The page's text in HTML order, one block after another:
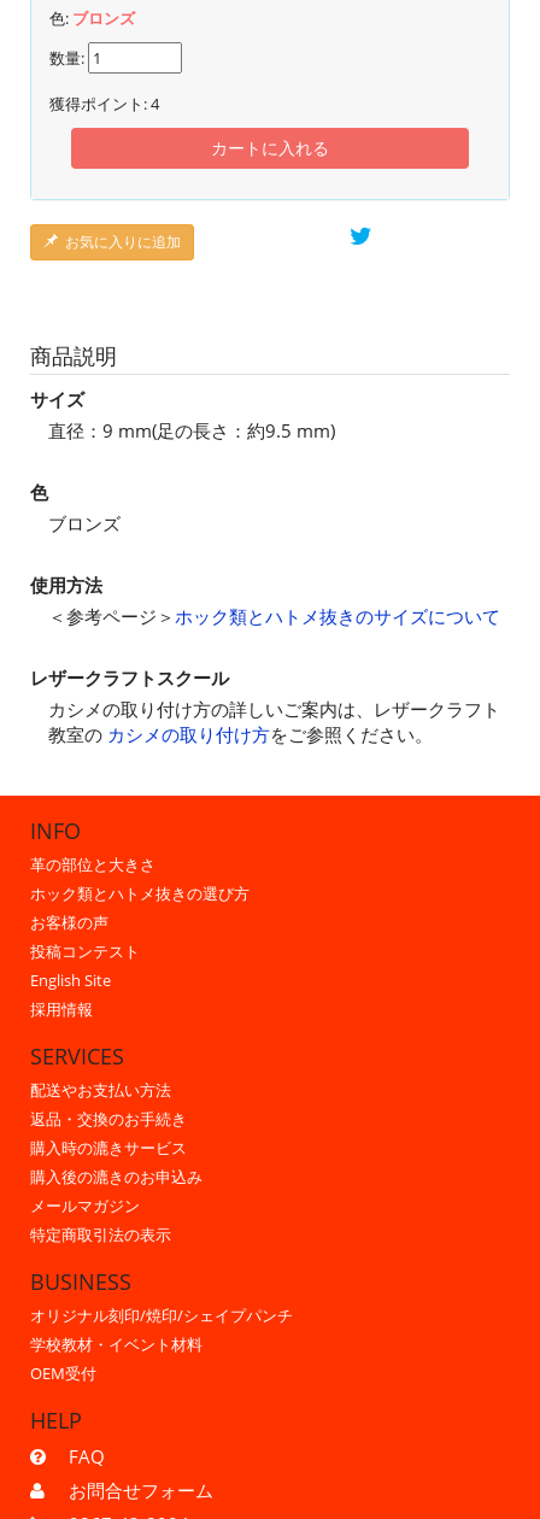
色: ブロンズ
数量:
獲得ポイント:4
カートに入れる
お気に入りに追加
商品説明
サイズ
直径：9 mm(足の長さ：約9.5 mm)
色
ブロンズ
使用方法
＜参考ページ＞ ホック類とハトメ抜きのサイズについて
レザークラフトスクール
カシメの取り付け方の詳しいご案内は、レザークラフト
教室の カシメの取り付け方をご参照ください。
INFO
革の部位と大きさ
ホック類とハトメ抜きの選び方
お客様の声
投稿コンテスト
English Site
採用情報
SERVICES
配送やお支払い方法
返品・交換のお手続き
購入時の漉きサービス
購入後の漉きのお申込み
メールマガジン
特定商取引法の表示
BUSINESS
オリジナル刻印/焼印/シェイプパンチ
学校教材・イベント材料
OEM受付
HELP
FAQ
お問合せフォーム